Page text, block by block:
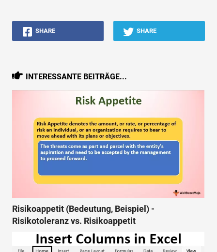
SHARE SHARE
INTERESSANTE BEITRÄGE...
Risikoappetit (Bedeutung, Beispiel) -
Risikotoleranz vs. Risikoappetit